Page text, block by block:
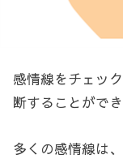
感情線をチェッ
断することができ
多くの感情線は